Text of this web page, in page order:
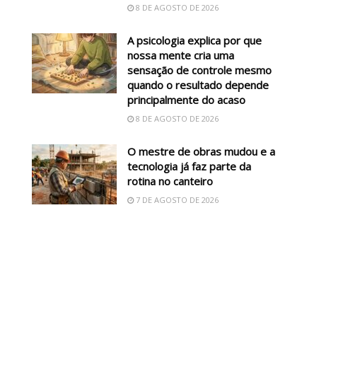
8 DE AGOSTO DE 2026
A psicologia explica por que
nossa mente cria uma
sensação de controle mesmo
quando o resultado depende
principalmente do acaso
8 DE AGOSTO DE 2026
O mestre de obras mudou e a
tecnologia já faz parte da
rotina no canteiro
7 DE AGOSTO DE 2026